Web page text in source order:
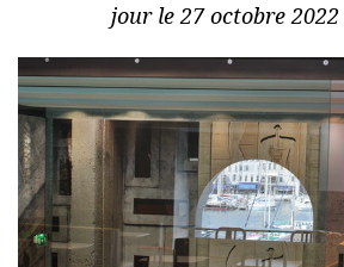
jour le 27 octobre